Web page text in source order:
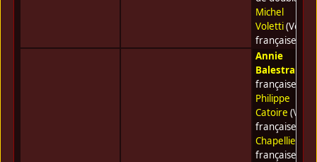
Michel
Voletti(Voix
française)
Annie
Balestra
française) •
Philippe
Catoire (Voix
française) •
Chapellier
française) •